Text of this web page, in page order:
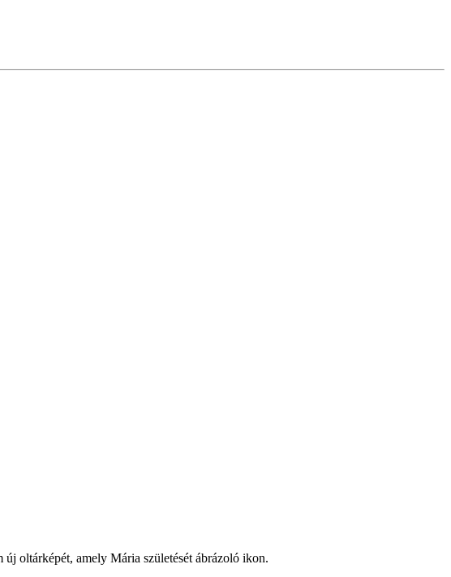
oltárképét, amely Mária születését ábrázoló ikon.